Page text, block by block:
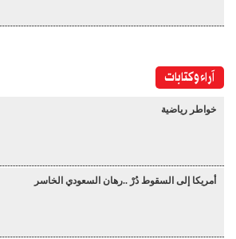
آراء وكتابات
خواطر رياضية
أمريكا إلى السقوط دُرْ ..رهان السعودي الخاسر